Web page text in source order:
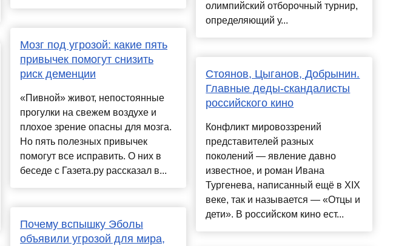
Мозг под угрозой: какие пять
привычек помогут снизить
риск деменции
«Пивной» живот, непостоянные
прогулки на свежем воздухе и
плохое зрение опасны для мозга.
Но пять полезных привычек
помогут все исправить. О них в
беседе с Газета.ру рассказал в...
Почему вспышку Эболы
объявили угрозой для мира,
олимпийский отборочный турнир,
определяющий у...
Стоянов, Цыганов, Добрынин.
Главные деды-скандалисты
российского кино
Конфликт мировоззрений
представителей разных
поколений — явление давно
известное, и роман Ивана
Тургенева, написанный ещё в XIX
веке, так и называется — «Отцы и
дети». В российском кино ест...